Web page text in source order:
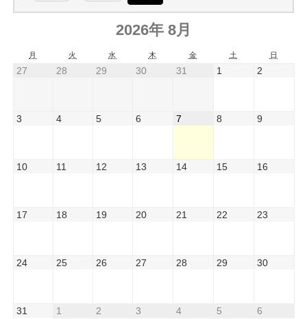
2026年 8月
月 火 水 木 金 土 日
27 28 29 30 31 1 2
3 4 5 6 7 8 9
10 11 12 13 14 15 16
17 18 19 20 21 22 23
24 25 26 27 28 29 30
31 1 2 3 4 5 6